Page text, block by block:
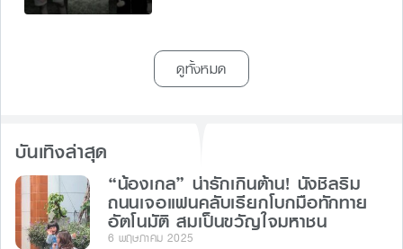
ดูทั้งหมด
บันเทิงล่าสุด
“น้องเกล” น่ารักเกินต้าน! นั่งชิลริม
ถนนเจอแฟนคลับเรียกโบกมือทักทาย
อัตโนมัติ สมเป็นขวัญใจมหาชน
6 พฤษภาคม 2025